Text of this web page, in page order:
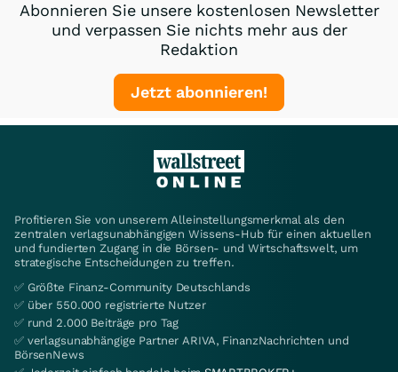
Abonnieren Sie unsere kostenlosen Newsletter
und verpassen Sie nichts mehr aus der
Redaktion
Jetzt abonnieren!
Profitieren Sie von unserem Alleinstellungsmerkmal als den
zentralen verlagsunabhängigen Wissens-Hub für einen aktuellen
und fundierten Zugang in die Börsen- und Wirtschaftswelt, um
strategische Entscheidungen zu treffen.
✅ Größte Finanz-Community Deutschlands
✅ über 550.000 registrierte Nutzer
✅ rund 2.000 Beiträge pro Tag
✅ verlagsunabhängige Partner ARIVA, FinanzNachrichten und
BörsenNews